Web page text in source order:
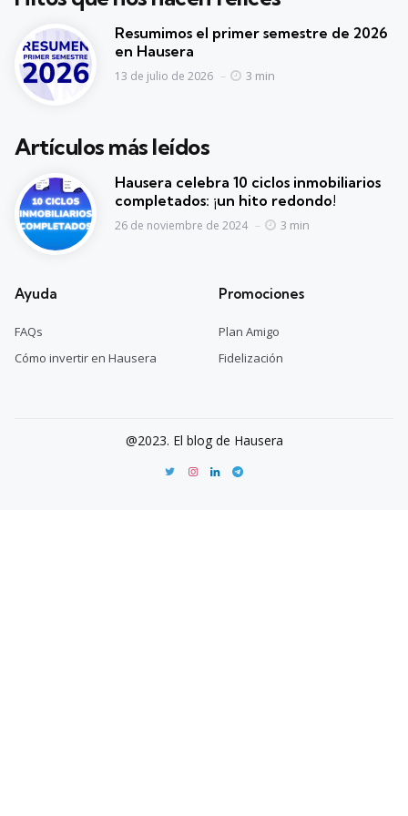
Resumimos el primer semestre de 2026
en Hausera
13 de julio de 2026 3 min
Artículos más leídos
Hausera celebra 10 ciclos inmobiliarios
completados: ¡un hito redondo!
26 de noviembre de 2024 3 min
Ayuda
FAQs
Cómo invertir en Hausera
Promociones
Plan Amigo
Fidelización
@2023. El blog de Hausera